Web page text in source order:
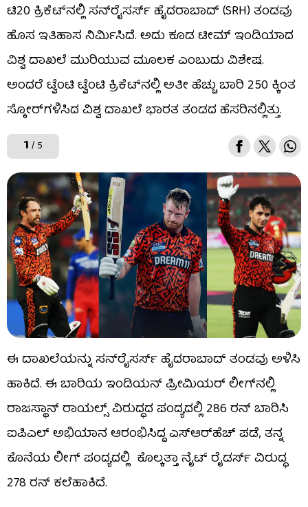
ಟಿ20 ಕ್ರಿಕೆಟ್​ನಲ್ಲಿ ಸನ್​ರೈಸರ್ಸ್ ಹೈದರಾಬಾದ್ (SRH) ತಂಡವು
ಹೊಸ ಇತಿಹಾಸ ನಿರ್ಮಿಸಿದೆ. ಅದು ಕೂಡ ಟೀಮ್ ಇಂಡಿಯಾದ
ವಿಶ್ವ ದಾಖಲೆ ಮುರಿಯುವ ಮೂಲಕ ಎಂಬುದು ವಿಶೇಷ.
ಅಂದರೆ ಟ್ವೆಂಟಿ ಟ್ವೆಂಟಿ ಕ್ರಿಕೆಟ್​ನಲ್ಲಿ ಅತೀ ಹೆಚ್ಚು ಬಾರಿ 250 ಕ್ಕಿಂತ
ಸ್ಕೋರ್​ಗಳಿಸಿದ ವಿಶ್ವ ದಾಖಲೆ ಭಾರತ ತಂಡದ ಹೆಸರಿನಲ್ಲಿತ್ತು.
1 / 5
ಈ ದಾಖಲೆಯನ್ನು ಸನ್​ರೈಸರ್ಸ್ ಹೈದರಾಬಾದ್ ತಂಡವು ಅಳಿಸಿ
ಹಾಕಿದೆ. ಈ ಬಾರಿಯ ಇಂಡಿಯನ್ ಪ್ರೀಮಿಯರ್ ಲೀಗ್​ನಲ್ಲಿ
ರಾಜಸ್ಥಾನ್ ರಾಯಲ್ಸ್ ವಿರುದ್ಧದ ಪಂದ್ಯದಲ್ಲಿ 286 ರನ್ ಬಾರಿಸಿ
ಐಪಿಎಲ್ ಅಭಿಯಾನ ಆರಂಭಿಸಿದ್ದ ಎಸ್​​ಆರ್​ಹೆಚ್ ಪಡೆ, ತನ್ನ
ಕೊನೆಯ ಲೀಗ್​ ಪಂದ್ಯದಲ್ಲಿ ಕೊಲ್ಕತ್ತಾ ನೈಟ್ ರೈಡರ್ಸ್ ವಿರುದ್ಧ
278 ರನ್​​ ಕಲೆಹಾಕಿದೆ.